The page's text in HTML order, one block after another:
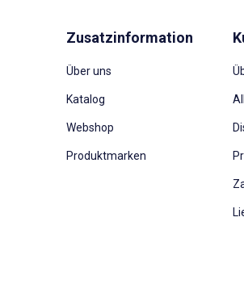
Zusatzinformation
Über uns
Katalog
Webshop
Produktmarken